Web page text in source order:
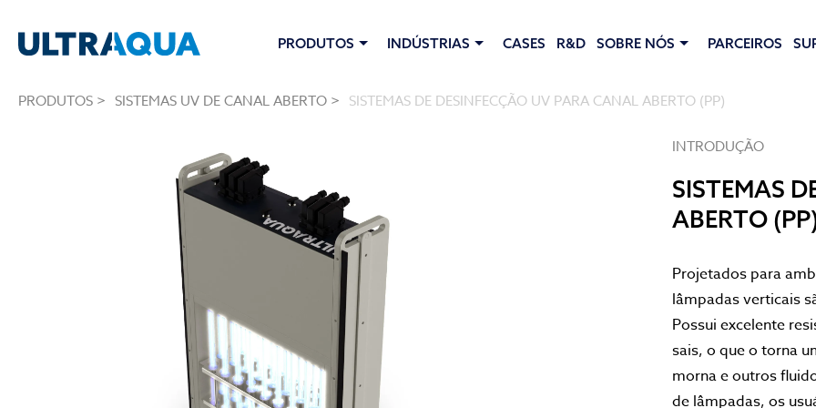
PRODUTOS INDÚSTRIAS CASES R&D SOBRE NÓS PARCEIROS
PRODUTOS > SISTEMAS UV DE CANAL ABERTO > SISTEMAS DE DESINFECÇÃO UV PARA CANAL ABERTO (PP)
INTRODUÇÃO
SISTEMAS
ABERTO
Projetados para
lâmpadas verticais
Possui excelente
sais, o que o torna
morna e outros
de lâmpadas, os